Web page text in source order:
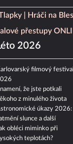
Hráči na
přestupy
2026
filmový festival
že jste potkali
z minulého života
úkazy 2026:
slunce a další
obléci miminko při
teplotách?